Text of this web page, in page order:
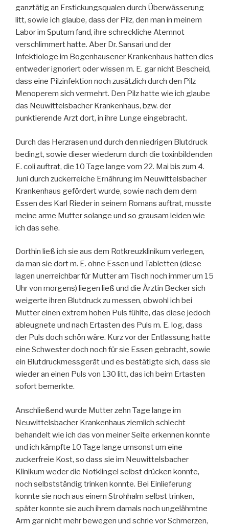
ganztätig an Erstickungsqualen durch Überwässerung
litt, sowie ich glaube, dass der Pilz, den man in meinem
Labor im Sputum fand, ihre schreckliche Atemnot
verschlimmert hatte. Aber Dr. Sansari und der
Infektiologe im Bogenhausener Krankenhaus hatten dies
entweder ignoriert oder wissen m. E. gar nicht Bescheid,
dass eine Pilzinfektion noch zusätzlich durch den Pilz
Menoperem sich vermehrt. Den Pilz hatte wie ich glaube
das Neuwittelsbacher Krankenhaus, bzw. der
punktierende Arzt dort, in ihre Lunge eingebracht.
Durch das Herzrasen und durch den niedrigen Blutdruck
bedingt, sowie dieser wiederum durch die toxinbildenden
E. coli auftrat, die 10 Tage lange vom 22. Mai bis zum 4.
Juni durch zuckerreiche Ernährung im Neuwittelsbacher
Krankenhaus gefördert wurde, sowie nach dem dem
Essen des Karl Rieder in seinem Romans auftrat, musste
meine arme Mutter solange und so grausam leiden wie
ich das sehe.
Dorthin ließ ich sie aus dem Rotkreuzklinikum verlegen,
da man sie dort m. E. ohne Essen und Tabletten (diese
lagen unerreichbar für Mutter am Tisch noch immer um 15
Uhr von morgens) liegen ließ und die Ärztin Becker sich
weigerte ihren Blutdruck zu messen, obwohl ich bei
Mutter einen extrem hohen Puls fühlte, das diese jedoch
ableugnete und nach Ertasten des Puls m. E. log, dass
der Puls doch schön wäre. Kurz vor der Entlassung hatte
eine Schwester doch noch für sie Essen gebracht, sowie
ein Blutdruckmessgerät und es bestätigte sich, dass sie
wieder an einen Puls von 130 litt, das ich beim Ertasten
sofort bemerkte.
Anschließend wurde Mutter zehn Tage lange im
Neuwittelsbacher Krankenhaus ziemlich schlecht
behandelt wie ich das von meiner Seite erkennen konnte
und ich kämpfte 10 Tage lange umsonst um eine
zuckerfreie Kost, so dass sie im Neuwittelsbacher
Klinikum weder die Notklingel selbst drücken konnte,
noch selbstständig trinken konnte. Bei Einlieferung
konnte sie noch aus einem Strohhalm selbst trinken,
später konnte sie auch ihrem damals noch ungelähmtne
Arm gar nicht mehr bewegen und schrie vor Schmerzen,